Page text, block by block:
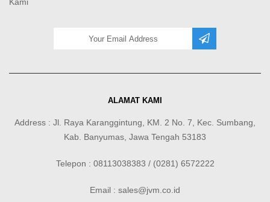
ALAMAT KAMI
Address : Jl. Raya Karanggintung, KM. 2 No. 7, Kec. Sumbang,
Kab. Banyumas, Jawa Tengah 53183
Telepon : 08113038383 / (0281) 6572222
Email : sales@jvm.co.id